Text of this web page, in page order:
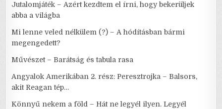
Jutalomjáték – Azért kezdtem el írni, hogy bekerüljek
abba a világba
Mi lenne veled nélkülem (?) – A hódításban bármi
megengedett?
Művészet – Barátság és tabula rasa
Angyalok Amerikában 2. rész: Peresztrojka – Balsors,
akit Reagan tép…
Könnyű nekem a föld – Hát ne legyél ilyen. Legyél